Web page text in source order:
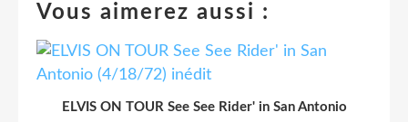
Vous aimerez aussi :
ELVIS ON TOUR See See Rider' in San Antonio